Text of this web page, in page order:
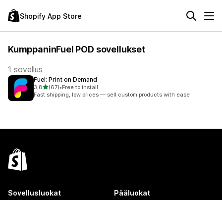
Shopify App Store
KumppaninFuel POD sovellukset
1 sovellus
Fuel: Print on Demand
3,8/ 5 tähteä
(67)
67 arvostelua yhteensä
•Free to install
Fast shipping, low prices — sell custom products with ease
Sovellusluokat Pääluokat